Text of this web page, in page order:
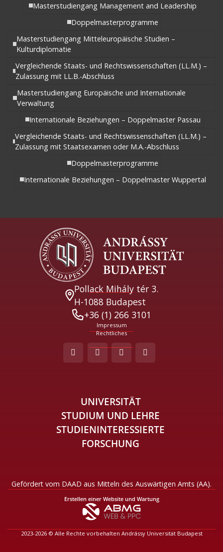
Masterstudiengang Management and Leadership
Doppelmasterprogramme
Masterstudiengang Mitteleuropäische Studien –
Kulturdiplomatie
Vergleichende Staats- und Rechtswissenschaften (LL.M.) –
Zulassung mit LL.B.-Abschluss
Masterstudiengang Europäische und Internationale
Verwaltung
Internationale Beziehungen – Doppelmaster Passau
Vergleichende Staats- und Rechtswissenschaften (LL.M.) –
Zulassung mit Staatsexamen oder M.A.-Abschluss
Doppelmasterprogramme
Internationale Beziehungen – Doppelmaster Wuppertal
Pollack Mihály tér 3.
H-1088 Budapest
+36 (1) 266 3101
Impressum
Rechtliches
UNIVERSITÄT
STUDIUM UND LEHRE
STUDIENINTERESSIERTE
FORSCHUNG
Gefördert vom DAAD aus Mitteln des Auswärtigen Amts (AA).
2023-2026 © Alle Rechte vorbehalten Andrássy Universität Budapest
Erstellen einer Website und Wartung